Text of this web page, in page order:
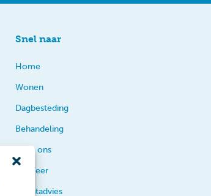
Snel naar
Home
Wonen
Dagbesteding
Behandeling
Over ons
En meer
Cliëntadvies